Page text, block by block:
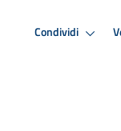
Condividi